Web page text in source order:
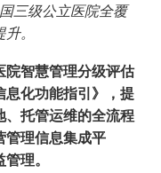
三级公立医院全覆
。
院智慧管理分级评估
化功能指引》，提
托管运维的全流程
管理信息集成平
理。